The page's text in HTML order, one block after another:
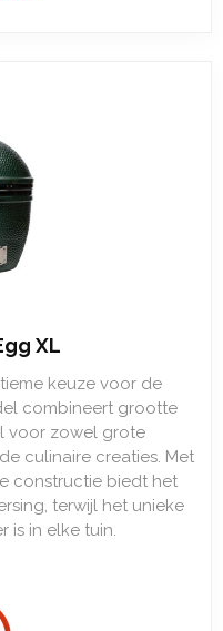
XL
keuze voor de
combineert grootte
voor zowel grote
culinaire creaties. Met
constructie biedt het
terwijl het unieke
is in elke tuin.